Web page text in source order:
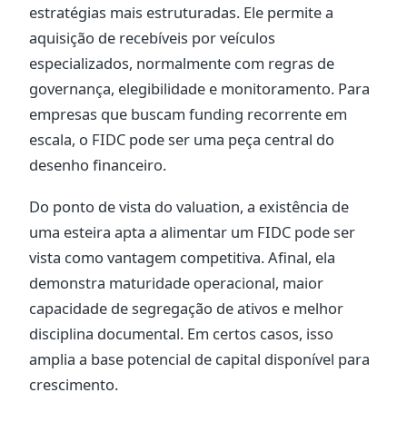
estratégias mais estruturadas. Ele permite a
aquisição de recebíveis por veículos
especializados, normalmente com regras de
governança, elegibilidade e monitoramento. Para
empresas que buscam funding recorrente em
escala, o FIDC pode ser uma peça central do
desenho financeiro.
Do ponto de vista do valuation, a existência de
uma esteira apta a alimentar um FIDC pode ser
vista como vantagem competitiva. Afinal, ela
demonstra maturidade operacional, maior
capacidade de segregação de ativos e melhor
disciplina documental. Em certos casos, isso
amplia a base potencial de capital disponível para
crescimento.